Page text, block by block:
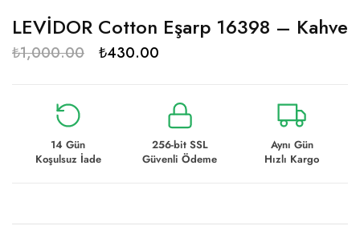
LEVİDOR Cotton Eşarp 16398 – Kahve
₺1,000.00 ₺430.00
14 Gün
Koşulsuz İade
256-bit SSL
Güvenli Ödeme
Aynı Gün
Hızlı Kargo